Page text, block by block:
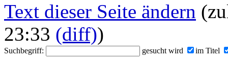
Text dieser Seite ändern
23:33 (diff))
Suchbegriff: gesucht wird im Titel